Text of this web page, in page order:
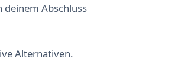
deinem Abschluss
Alternativen.